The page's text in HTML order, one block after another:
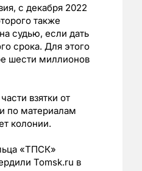
с декабря 2022
также
судью, если дать
срока. Для этого
шести миллионов
взятки от
по материалам
колонии.
«ТПСК»
Tomsk.ru в